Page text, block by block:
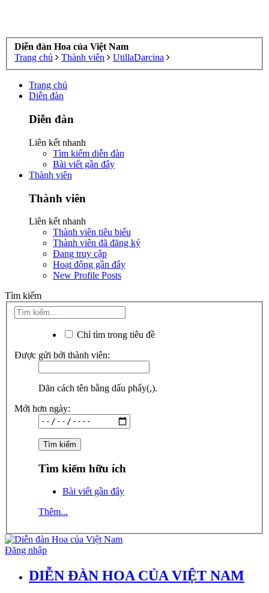
Diễn đàn Hoa của Việt Nam
Trang chủ
Thành viên UtillaDarcina
Trang chủ
Diễn đàn
Diễn đàn
Liên kết nhanh
Tìm kiếm diễn đàn
Bài viết gần đây
Thành viên
Thành viên
Liên kết nhanh
Thành viên tiêu biểu
Thành viên đã đăng ký
Đang truy cập
Hoạt động gần đây
New Profile Posts
Tìm kiếm
Chỉ tìm trong tiêu đề
Được gửi bởi thành viên:
Dãn cách tên bằng dấu phẩy(,).
Mới hơn ngày:
Tìm kiếm hữu ích
Bài viết gần đây
Thêm...
Đăng nhập
DIỄN ĐÀN HOA CỦA VIỆT NAM